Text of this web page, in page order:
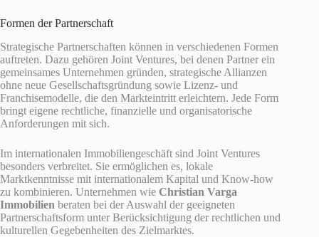
Formen der Partnerschaft
Strategische Partnerschaften können in verschiedenen Formen
auftreten. Dazu gehören Joint Ventures, bei denen Partner ein
gemeinsames Unternehmen gründen, strategische Allianzen
ohne neue Gesellschaftsgründung sowie Lizenz- und
Franchisemodelle, die den Markteintritt erleichtern. Jede Form
bringt eigene rechtliche, finanzielle und organisatorische
Anforderungen mit sich.
Im internationalen Immobiliengeschäft sind Joint Ventures
besonders verbreitet. Sie ermöglichen es, lokale
Marktkenntnisse mit internationalem Kapital und Know-how
zu kombinieren. Unternehmen wie Christian Varga
Immobilien beraten bei der Auswahl der geeigneten
Partnerschaftsform unter Berücksichtigung der rechtlichen und
kulturellen Gegebenheiten des Zielmarktes.